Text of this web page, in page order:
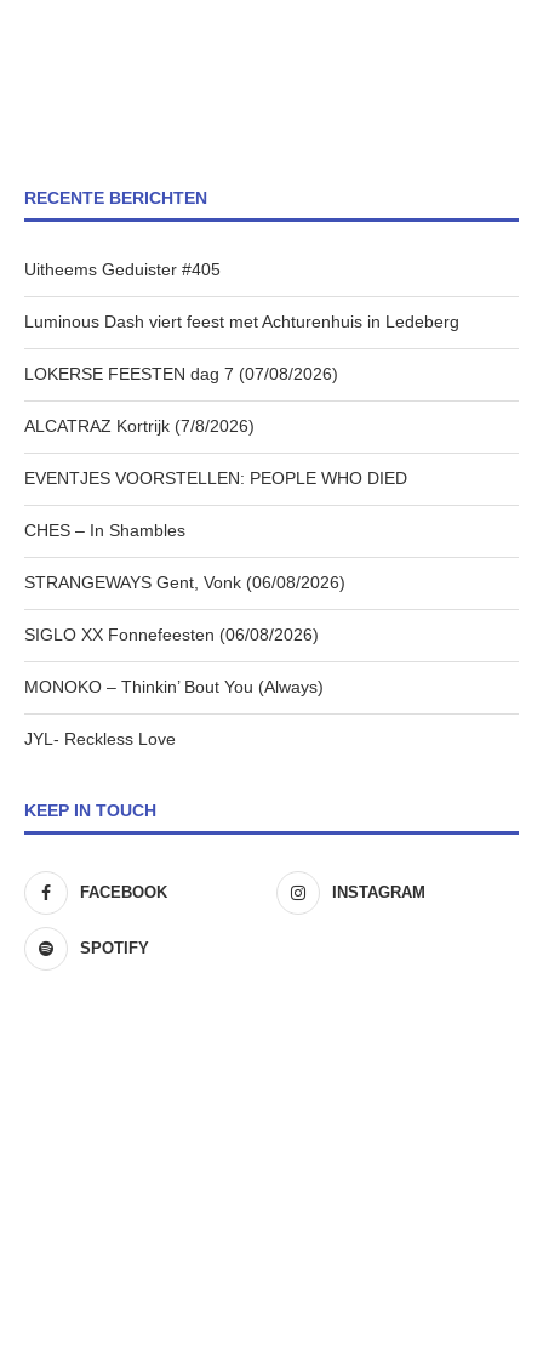
RECENTE BERICHTEN
Uitheems Geduister #405
Luminous Dash viert feest met Achturenhuis in Ledeberg
LOKERSE FEESTEN dag 7 (07/08/2026)
ALCATRAZ Kortrijk (7/8/2026)
EVENTJES VOORSTELLEN: PEOPLE WHO DIED
CHES – In Shambles
STRANGEWAYS Gent, Vonk (06/08/2026)
SIGLO XX Fonnefeesten (06/08/2026)
MONOKO – Thinkin’ Bout You (Always)
JYL- Reckless Love
KEEP IN TOUCH
FACEBOOK INSTAGRAM
SPOTIFY